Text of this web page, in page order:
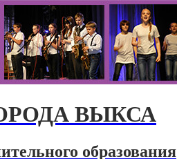
ВЫКСА
образования